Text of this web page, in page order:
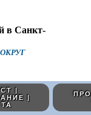
|
|